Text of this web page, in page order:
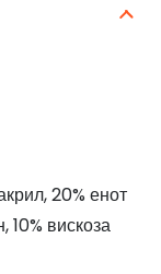
20% енот
10% вискоза